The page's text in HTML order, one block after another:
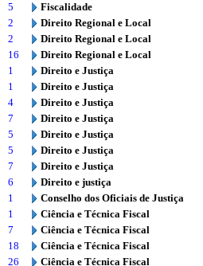
5
Fiscalidade
2
Direito Regional e Local
2
Direito Regional e Local
16
Direito Regional e Local
1
Direito e Justiça
1
Direito e Justiça
4
Direito e Justiça
7
Direito e Justiça
5
Direito e Justiça
5
Direito e Justiça
7
Direito e Justiça
6
Direito e justiça
1
Conselho dos Oficiais de Justiça
1
Ciência e Técnica Fiscal
7
Ciência e Técnica Fiscal
18
Ciência e Técnica Fiscal
26
Ciência e Técnica Fiscal